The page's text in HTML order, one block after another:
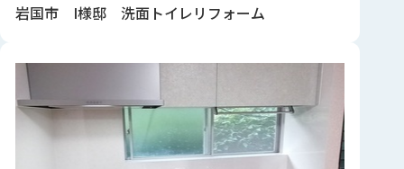
岩国市 I様邸 洗面トイレリフォーム